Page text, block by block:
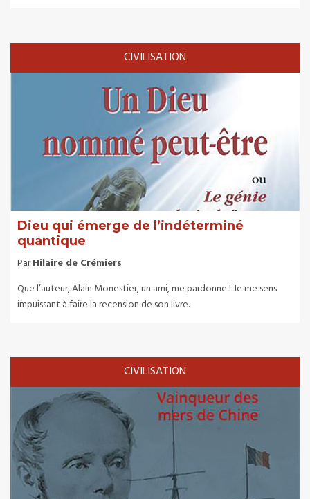
CIVILISATION
Dieu qui émerge de l’indéterminé
quantique
ParHilaire de Crémiers
Que l’auteur, Alain Monestier, un ami, me pardonne ! Je me sens
impuissant à faire la recension de son livre.
CIVILISATION